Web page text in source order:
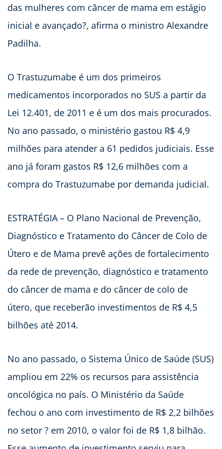
das mulheres com câncer de mama em estágio
inicial e avançado?, afirma o ministro Alexandre
Padilha.
O Trastuzumabe é um dos primeiros
medicamentos incorporados no SUS a partir da
Lei 12.401, de 2011 e é um dos mais procurados.
No ano passado, o ministério gastou R$ 4,9
milhões para atender a 61 pedidos judiciais. Esse
ano já foram gastos R$ 12,6 milhões com a
compra do Trastuzumabe por demanda judicial.
ESTRATÉGIA – O Plano Nacional de Prevenção,
Diagnóstico e Tratamento do Câncer de Colo de
Útero e de Mama prevê ações de fortalecimento
da rede de prevenção, diagnóstico e tratamento
do câncer de mama e do câncer de colo de
útero, que receberão investimentos de R$ 4,5
bilhões até 2014.
No ano passado, o Sistema Único de Saúde (SUS)
ampliou em 22% os recursos para assistência
oncológica no país. O Ministério da Saúde
fechou o ano com investimento de R$ 2,2 bilhões
no setor ? em 2010, o valor foi de R$ 1,8 bilhão.